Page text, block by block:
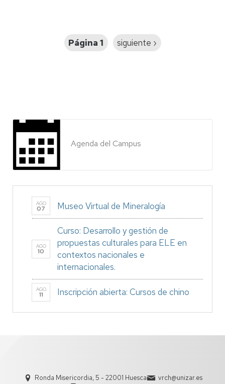
Página 1
Siguiente
siguiente ›
Agenda del Campus
AGO
07 Museo Virtual de Mineralogía
AGO
10
Curso: Desarrollo y gestión de
propuestas culturales para ELE en
contextos nacionales e
internacionales.
AGO
11 Inscripción abierta: Cursos de chino
Ronda Misericordia, 5 - 22001 Huesca
vrch@unizar.es